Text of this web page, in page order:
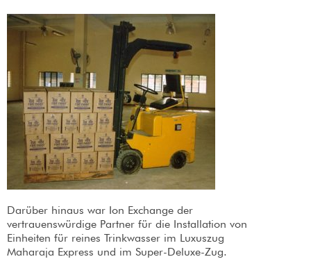
Darüber hinaus war Ion Exchange der
vertrauenswürdige Partner für die Installation von
Einheiten für reines Trinkwasser im Luxuszug
Maharaja Express und im Super-Deluxe-Zug.